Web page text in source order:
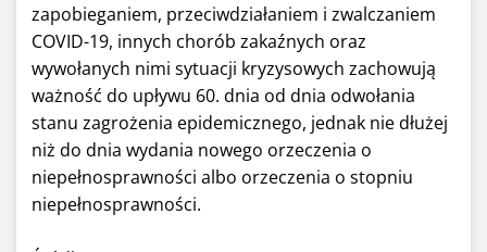
zapobieganiem, przeciwdziałaniem i zwalczaniem
COVID-19, innych chorób zakaźnych oraz
wywołanych nimi sytuacji kryzysowych zachowują
ważność do upływu 60. dnia od dnia odwołania
stanu zagrożenia epidemicznego, jednak nie dłużej
niż do dnia wydania nowego orzeczenia o
niepełnosprawności albo orzeczenia o stopniu
niepełnosprawności.